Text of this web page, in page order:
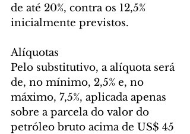
de até 20%, contra os 12,5%
inicialmente previstos.
Alíquotas
Pelo substitutivo, a alíquota será
de, no mínimo, 2,5% e, no
máximo, 7,5%, aplicada apenas
sobre a parcela do valor do
petróleo bruto acima de US$ 45